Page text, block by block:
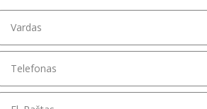
*
Telefonas